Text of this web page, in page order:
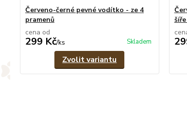
Červeno-černé pevné vodítko - ze 4
pramenů
cena od
299 Kč/ks Skladem
Zvolit variantu